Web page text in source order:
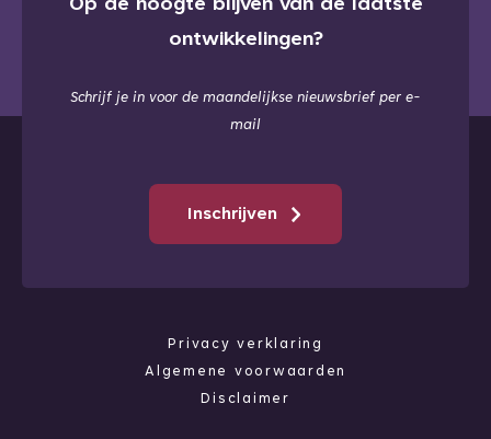
Op de hoogte blijven van de laatste
ontwikkelingen?
Schrijf je in voor de maandelijkse nieuwsbrief per e-
mail
Inschrijven
Privacy verklaring
Algemene voorwaarden
Disclaimer